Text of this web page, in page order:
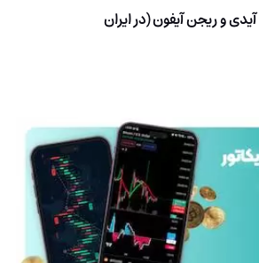
و ریجن آیفون (در ایران